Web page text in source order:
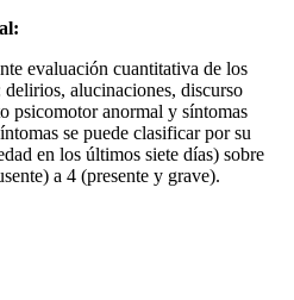
evaluación cuantitativa de los
alucinaciones, discurso
psicomotor anormal y síntomas
se puede clasificar por su
en los últimos siete días) sobre
a 4 (presente y grave).